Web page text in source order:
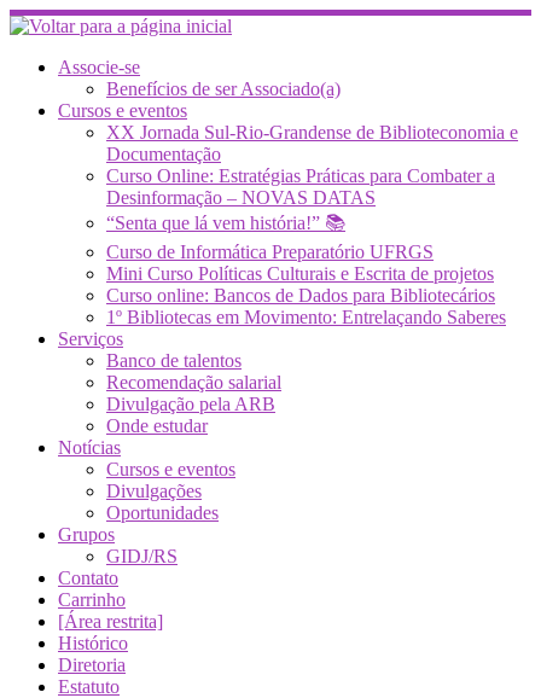
Skip
to
contentAssocie-se
Benefícios de ser Associado(a)
Cursos e eventos
XX Jornada Sul-Rio-Grandense de Biblioteconomia e
Documentação
Curso Online: Estratégias Práticas para Combater a
Desinformação – NOVAS DATAS
“Senta que lá vem história!” 📚
Curso de Informática Preparatório UFRGS
Mini Curso Políticas Culturais e Escrita de projetos
Curso online: Bancos de Dados para Bibliotecários
1º Bibliotecas em Movimento: Entrelaçando Saberes
Serviços
Banco de talentos
Recomendação salarial
Divulgação pela ARB
Onde estudar
Notícias
Cursos e eventos
Divulgações
Oportunidades
Grupos
GIDJ/RS
Contato
Carrinho
[Área restrita]
Histórico
Diretoria
Estatuto